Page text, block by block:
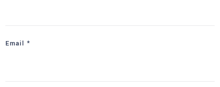
Email *